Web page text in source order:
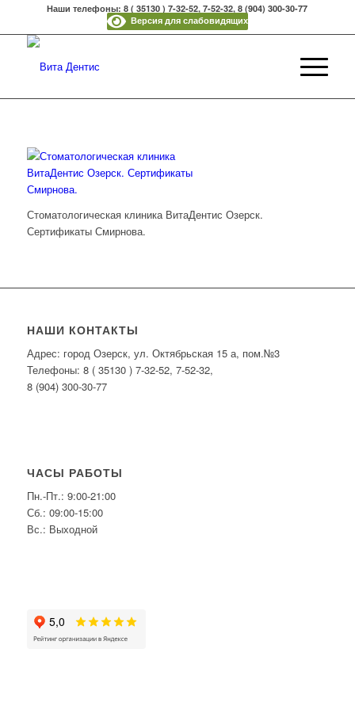
Наши телефоны: 8 ( 35130 ) 7-32-52, 7-52-32, 8 (904) 300-30-77
Версия для слабовидящих
Стоматологическая клиника ВитаДентис Озерск.
Сертификаты Смирнова.
НАШИ КОНТАКТЫ
Адрес: город Озерск, ул. Октябрьская 15 а, пом.№3
Телефоны: 8 ( 35130 ) 7-32-52, 7-52-32,
8 (904) 300-30-77
ЧАСЫ РАБОТЫ
Пн.-Пт.: 9:00-21:00
Сб.: 09:00-15:00
Вс.: Выходной